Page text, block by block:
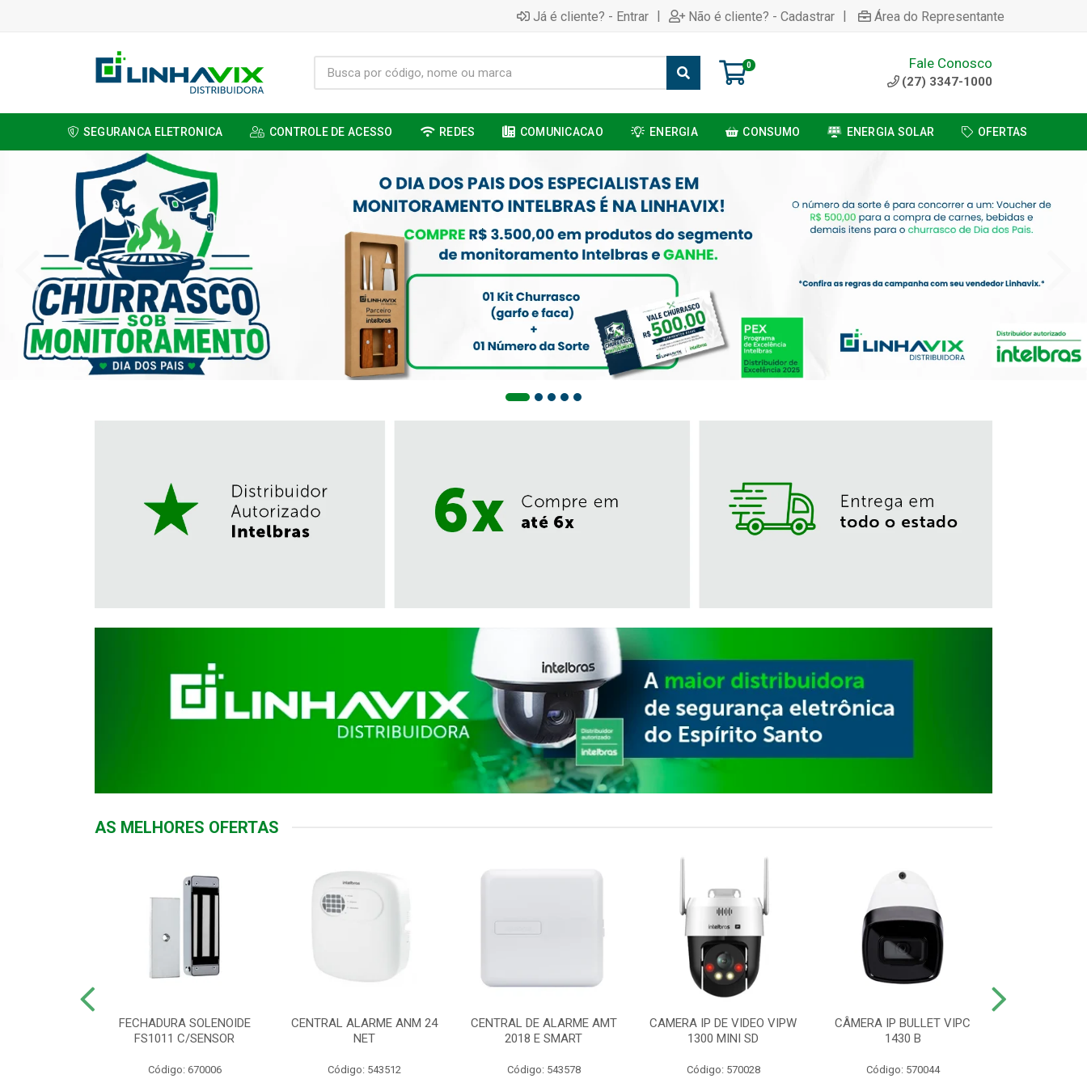
Já é cliente? - Entrar | Não é cliente? - Cadastrar | Área do Representante
0 Fale Conosco
(27) 3347-1000
SEGURANCA ELETRONICA CONTROLE DE ACESSO REDES COMUNICACAO ENERGIA CONSUMO ENERGIA SOLAR OFERTAS
AS MELHORES OFERTAS
FECHADURA SOLENOIDE
FS1011 C/SENSOR
Código: 670006
CENTRAL ALARME ANM 24
NET
Código: 543512
CENTRAL DE ALARME AMT
2018 E SMART
Código: 543578
CAMERA IP DE VIDEO VIPW
1300 MINI SD
Código: 570028
CÂMERA IP BULLET VIPC
1430 B
Código: 570044